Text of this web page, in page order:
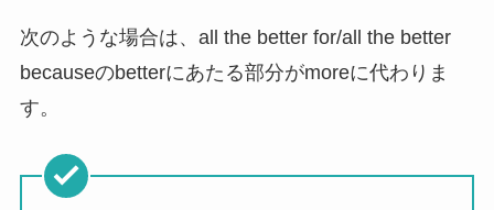
次のような場合は、all the better for/all the better
becauseのbetterにあたる部分がmoreに代わりま
す。